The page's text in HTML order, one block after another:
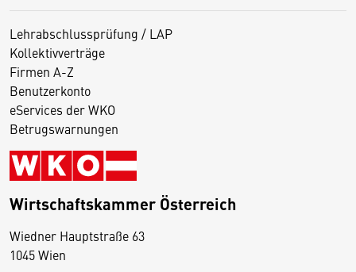
Lehrabschlussprüfung / LAP
Kollektivverträge
Firmen A-Z
Benutzerkonto
eServices der WKO
Betrugswarnungen
Wirtschaftskammer Österreich
Wiedner Hauptstraße 63
1045 Wien
D